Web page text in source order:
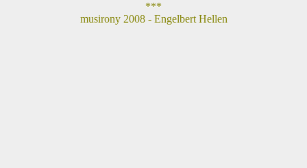
***
musirony 2008 - Engelbert Hellen